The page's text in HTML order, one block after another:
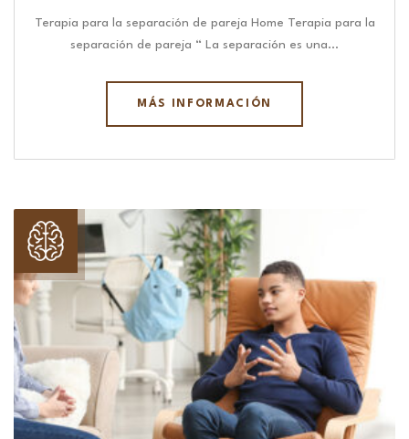
Terapia para la separación de pareja Home Terapia para la
separación de pareja “ La separación es una…
MÁS INFORMACIÓN